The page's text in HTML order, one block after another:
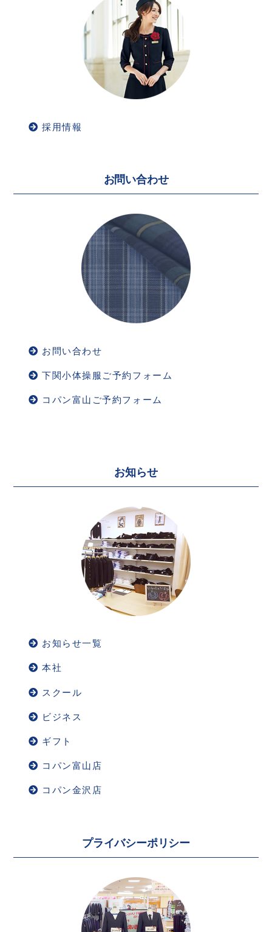
採用情報
お問い合わせ
お問い合わせ
下関小体操服ご予約フォーム
コパン富山ご予約フォーム
お知らせ
お知らせ一覧
本社
スクール
ビジネス
ギフト
コパン富山店
コパン金沢店
プライバシーポリシー